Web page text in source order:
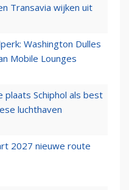
Transavia wijken uit
Washington Dulles
Mobile Lounges
Schiphol als best
luchthaven
2027 nieuwe route